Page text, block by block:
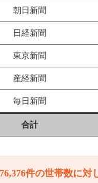
朝日新聞
日経新聞
東京新聞
産経新聞
毎日新聞
合計
件の世帯数に対